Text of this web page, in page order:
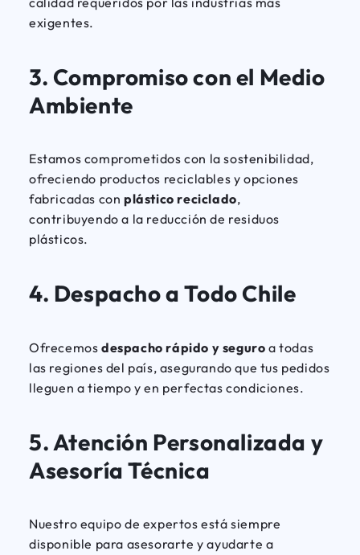
exigentes.
3. Compromiso con el Medio
Ambiente
Estamos comprometidos con la sostenibilidad,
ofreciendo productos reciclables y opciones
fabricadas con plástico reciclado,
contribuyendo a la reducción de residuos
plásticos.
4. Despacho a Todo Chile
Ofrecemos despacho rápido y seguro a todas
las regiones del país, asegurando que tus pedidos
lleguen a tiempo y en perfectas condiciones.
5. Atención Personalizada y
Asesoría Técnica
Nuestro equipo de expertos está siempre
disponible para asesorarte y ayudarte a